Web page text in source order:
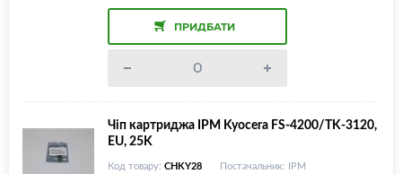
ПРИДБАТИ
Чіп картриджа IPM Kyocera FS-4200/TK-3120,
EU, 25K
Код товару: CHKY28
Постачальник: IPM